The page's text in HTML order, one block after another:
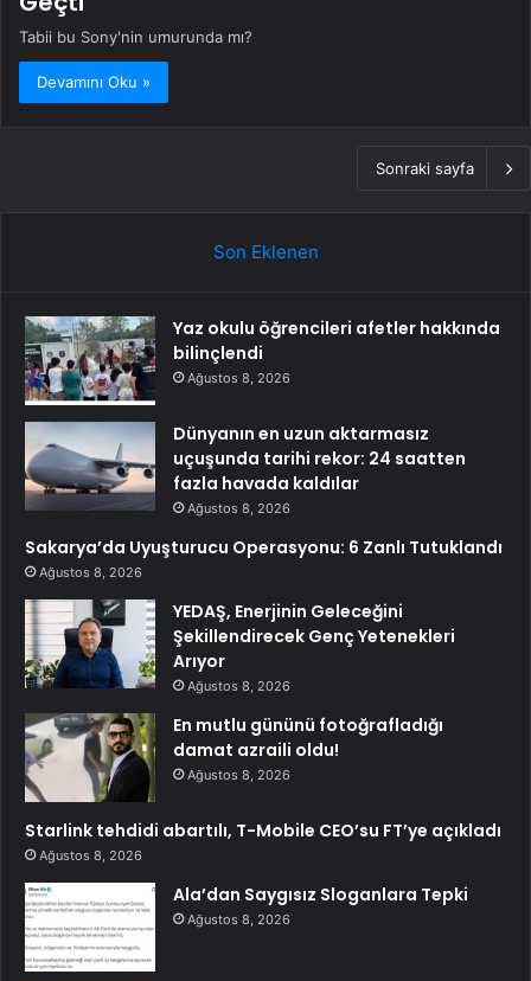
Tabii bu Sony'nin umurunda mı?
Devamını Oku »
Sonraki sayfa
Son Eklenen
Yaz okulu öğrencileri afetler hakkında
bilinçlendi
Ağustos 8, 2026
Dünyanın en uzun aktarmasız
uçuşunda tarihi rekor: 24 saatten
fazla havada kaldılar
Ağustos 8, 2026
Sakarya’da Uyuşturucu Operasyonu: 6 Zanlı Tutuklandı
Ağustos 8, 2026
YEDAŞ, Enerjinin Geleceğini
Şekillendirecek Genç Yetenekleri
Arıyor
Ağustos 8, 2026
En mutlu gününü fotoğrafladığı
damat azraili oldu!
Ağustos 8, 2026
Starlink tehdidi abartılı, T-Mobile CEO’su FT’ye açıkladı
Ağustos 8, 2026
Ala’dan Saygısız Sloganlara Tepki
Ağustos 8, 2026